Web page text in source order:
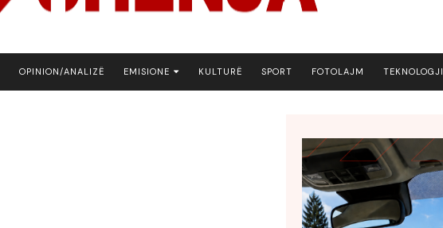
OPINION/ANALIZË EMISIONE KULTURË SPORT FOTOLAJM TEKNOLOGJI